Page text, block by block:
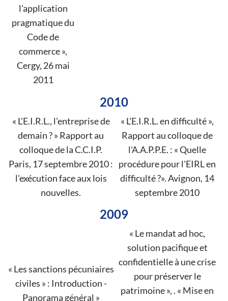
l'application
pragmatique du
Code de
commerce »,
Cergy, 26 mai
2011
2010
« L'E.I.R.L., l'entreprise de
demain ? » Rapport au
colloque de la C.C.I.P.
Paris, 17 septembre 2010 :
l'exécution face aux lois
nouvelles.
« L'E.I.R.L. en difficulté »,
Rapport au colloque de
l'A.A.P.P.E. : « Quelle
procédure pour l'EIRL en
difficulté ?». Avignon, 14
septembre 2010
2009
« Les sanctions pécuniaires
civiles » : Introduction -
Panorama général »
« Le mandat ad hoc,
solution pacifique et
confidentielle à une crise
pour préserver le
patrimoine », . « Mise en